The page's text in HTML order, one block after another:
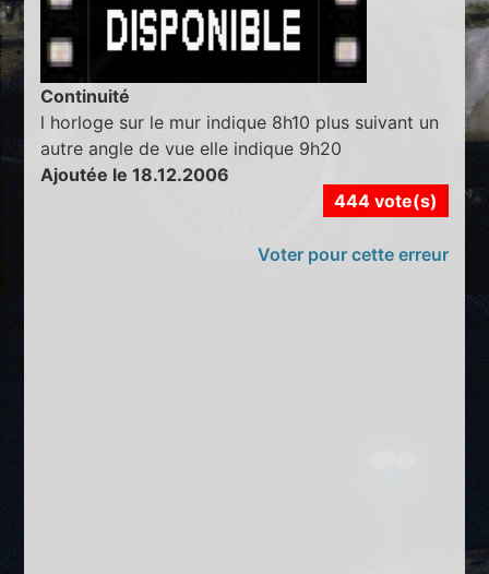
Continuité
l horloge sur le mur indique 8h10 plus suivant un
autre angle de vue elle indique 9h20
Ajoutée le 18.12.2006
444 vote(s)
Voter pour cette erreur